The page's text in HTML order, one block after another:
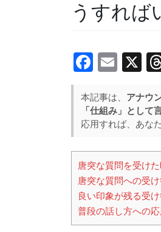
うすれば
F
c
e
o
o
k
E
ail
X
本記事は、 アナウ
「仕組み」として
応用すれば、あな
唐突な質問を受け
唐突な質問への受
良い印象が残る受
普段の話し方への応